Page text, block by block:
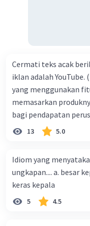
Cermati teks acak berikut. (1) Salah satu media
iklan adalah YouTube.
yang menggunakan
memasarkan produknya. (3) Promosi menjadi jalan
bagi pendapatan perusahaan. (4)
suatu produk oleh
perusahaan kepada konsumen. Urutan
menjadi teks eksposisi yang
(4)-(5) B. (2)-(1)-(3)-(4)-(5) C. (3)-(1)-(2)-(5)-(4) D. (3)-(5)-
(4)-(1)-(2) E. (5)-
13 5.0
Idiom yang
ungkapan.... a. besar kepala b. besar mulut c. tinggi hati d.
keras kepala
5 4.5